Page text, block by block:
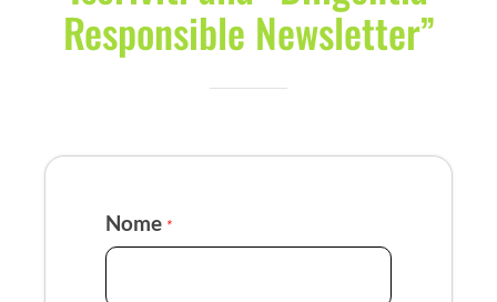
Responsible Newsletter”
Nome *